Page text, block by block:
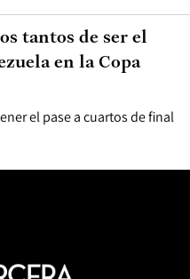
el pase a cuartos de final
tantos de ser el
en la Copa